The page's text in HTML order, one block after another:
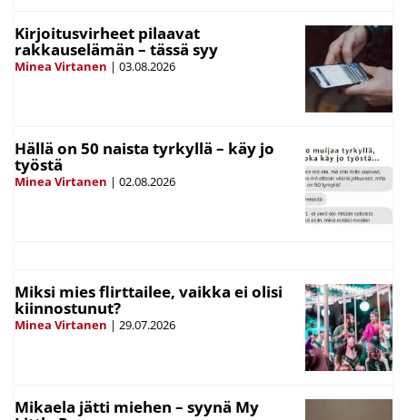
Kirjoitusvirheet pilaavat
rakkauselämän – tässä syy
Minea Virtanen | 03.08.2026
Hällä on 50 naista tyrkyllä – käy jo
työstä
Minea Virtanen | 02.08.2026
Miksi mies flirttailee, vaikka ei olisi
kiinnostunut?
Minea Virtanen | 29.07.2026
Mikaela jätti miehen – syynä My